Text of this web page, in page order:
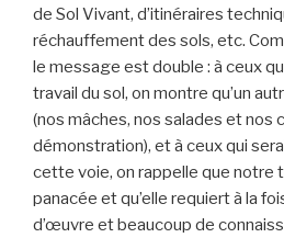
de Sol Vivant, d’itinéraires
réchauffement des sols, etc.
le message est double : à ceux
travail du sol, on montre qu’un
(nos mâches, nos salades et nos
démonstration), et à ceux qui
cette voie, on rappelle que notre
panacée et qu’elle requiert à la
d’œuvre et beaucoup de